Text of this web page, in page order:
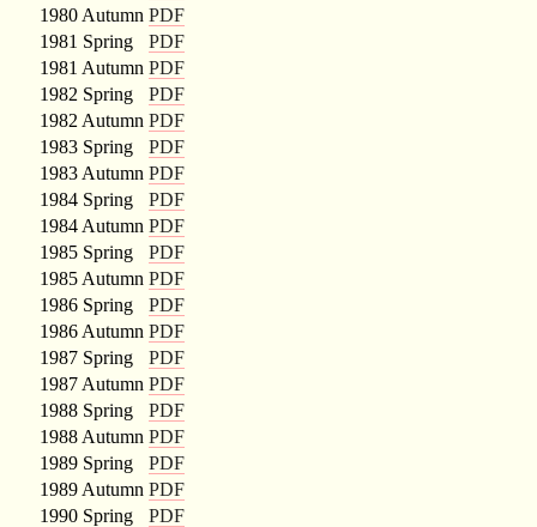
1980 Autumn PDF
1981 Spring
PDF
1981 Autumn PDF
1982 Spring
PDF
1982 Autumn PDF
1983 Spring
PDF
1983 Autumn PDF
1984 Spring
PDF
1984 Autumn PDF
1985 Spring
PDF
1985 Autumn PDF
1986 Spring
PDF
1986 Autumn PDF
1987 Spring
PDF
1987 Autumn PDF
1988 Spring
PDF
1988 Autumn PDF
1989 Spring
PDF
1989 Autumn PDF
1990 Spring
PDF